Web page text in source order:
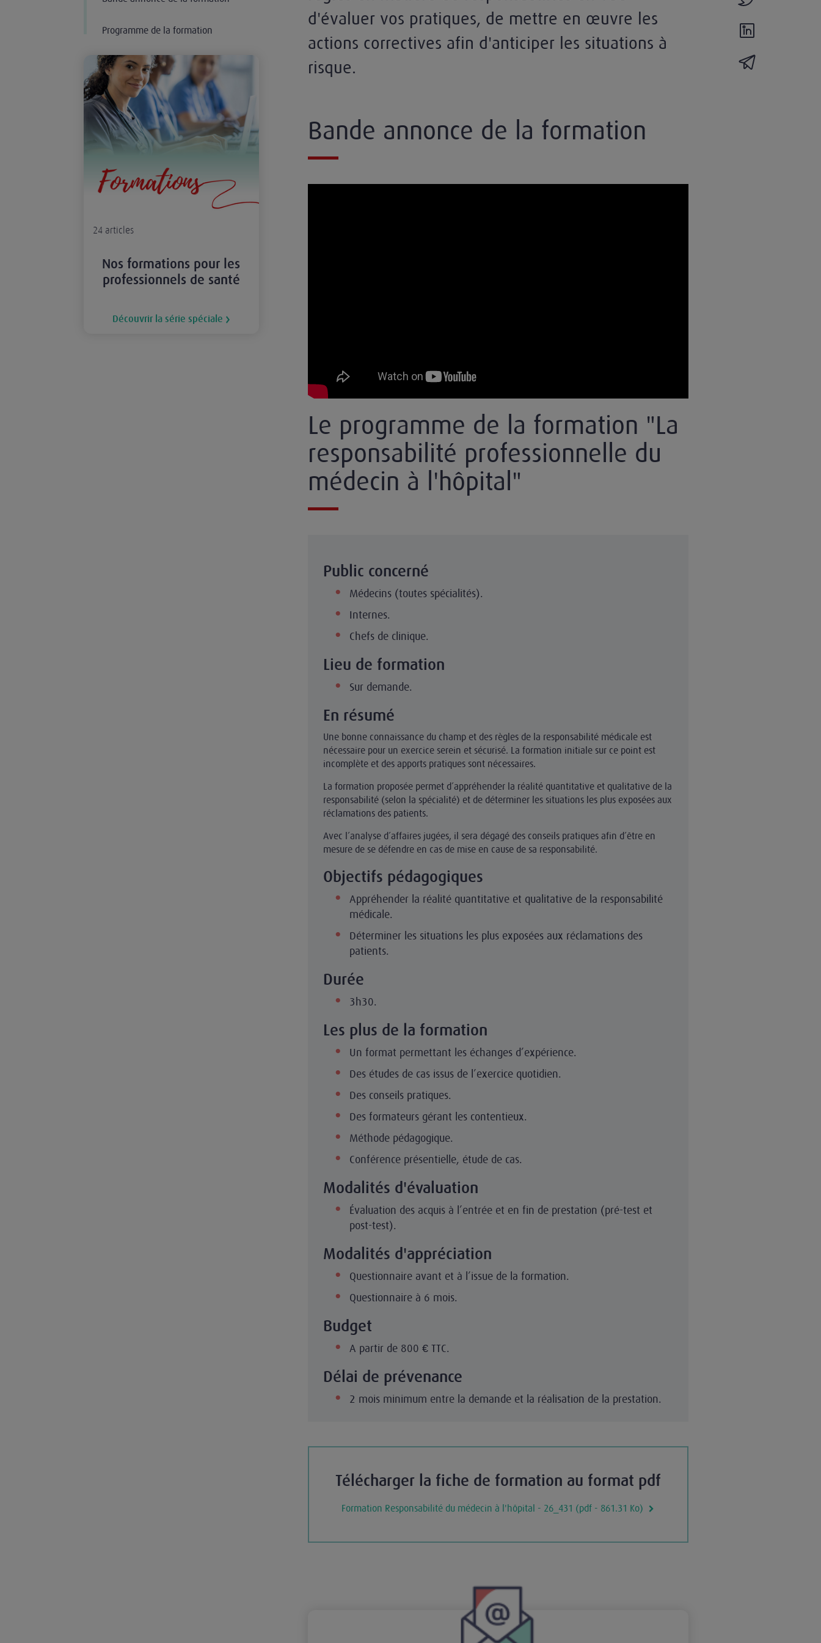
Programme de la formation
Nos formations pour les professionnels de santé
24 articles
Nos formations pour les
professionnels de santé
Découvrir la série spéciale
d'évaluer vos pratiques, de mettre en œuvre les
actions correctives afin d'anticiper les situations à
risque.
Bande annonce de la formation
Le programme de la formation "La
responsabilité professionnelle du
médecin à l'hôpital"
Public concerné
Médecins (toutes spécialités).
Internes.
Chefs de clinique.
Lieu de formation
Sur demande.
En résumé
Une bonne connaissance du champ et des règles de la responsabilité médicale est
nécessaire pour un exercice serein et sécurisé. La formation initiale sur ce point est
incomplète et des apports pratiques sont nécessaires.
La formation proposée permet d’appréhender la réalité quantitative et qualitative de la
responsabilité (selon la spécialité) et de déterminer les situations les plus exposées aux
réclamations des patients.
Avec l’analyse d’affaires jugées, il sera dégagé des conseils pratiques afin d’être en
mesure de se défendre en cas de mise en cause de sa responsabilité.
Objectifs pédagogiques
Appréhender la réalité quantitative et qualitative de la responsabilité
médicale.
Déterminer les situations les plus exposées aux réclamations des
patients.
Durée
3h30.
Les plus de la formation
Un format permettant les échanges d’expérience.
Des études de cas issus de l’exercice quotidien.
Des conseils pratiques.
Des formateurs gérant les contentieux.
Méthode pédagogique.
Conférence présentielle, étude de cas.
Modalités d'évaluation
Évaluation des acquis à l’entrée et en fin de prestation (pré-test et
post-test).
Modalités d'appréciation
Questionnaire avant et à l’issue de la formation.
Questionnaire à 6 mois.
Budget
A partir de 800 € TTC.
Délai de prévenance
2 mois minimum entre la demande et la réalisation de la prestation.
Télécharger la fiche de formation au format pdf
Formation Responsabilité du médecin à l'hôpital - 26_431 (pdf - 861.31 Ko)